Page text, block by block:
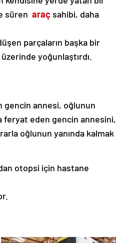
süren araç sahibi, daha
parçaların başka bir
üzerinde yoğunlaştırdı.
gencin annesi, oğlunun
feryat eden gencin annesini,
oğlunun yanında kalmak
otopsi için hastane